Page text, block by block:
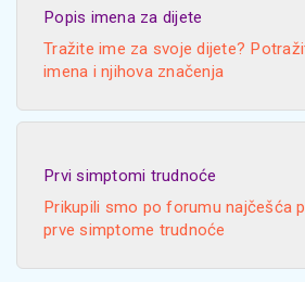
Popis imena za dijete
Tražite ime za svoje dijete?
imena i njihova značenja
Prvi simptomi trudnoće
Prikupili smo po forumu najčešća
prve simptome trudnoće